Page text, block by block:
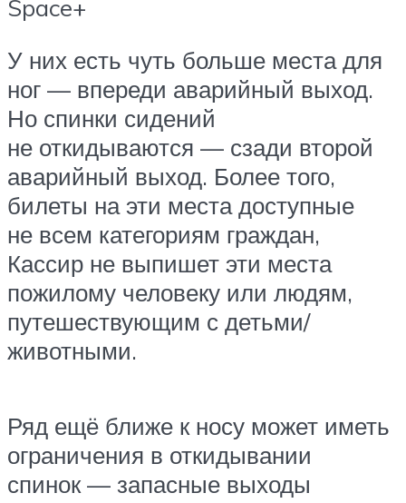
Space+
У них есть чуть больше места для
ног — впереди аварийный выход.
Но спинки сидений
не откидываются — сзади второй
аварийный выход. Более того,
билеты на эти места доступные
не всем категориям граждан,
Кассир не выпишет эти места
пожилому человеку или людям,
путешествующим с детьми/
животными.
Ряд ещё ближе к носу может иметь
ограничения в откидывании
спинок — запасные выходы